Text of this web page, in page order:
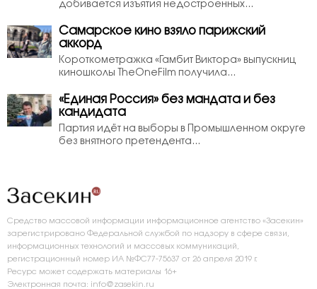
добивается изъятия недостроенных...
Самарское кино взяло парижский
аккорд
Короткометражка «Гамбит Виктора» выпускниц
киношколы TheOneFilm получила...
«Единая Россия» без мандата и без
кандидата
Партия идёт на выборы в Промышленном округе
без внятного претендента...
Средство массовой информации информационное агентство «Засекин»
зарегистрировано Федеральной службой по надзору в сфере связи,
информационных технологий и массовых коммуникаций,
регистрационный номер ИА №ФС77-75637 от 26 апреля 2019 г.
Ресурс может содержать материалы 16+
Электронная почта: info@zasekin.ru